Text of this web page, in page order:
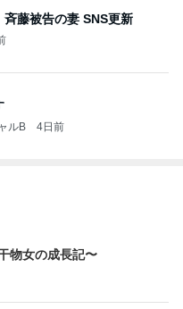
斉藤被告の妻 SNS更新
ルB 4日前
物女の成長記〜